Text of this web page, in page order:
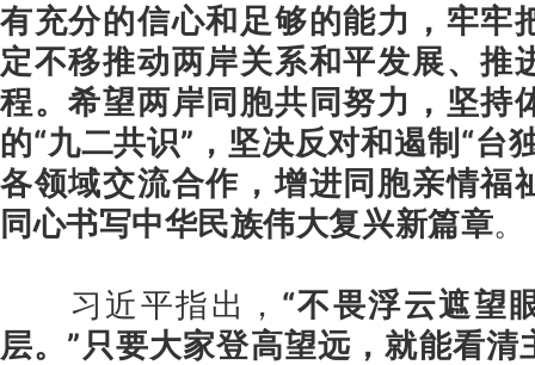
有充分的信心和足够的能力，牢牢
定不移推动两岸关系和平发展、推
程。希望两岸同胞共同努力，坚持
的“九二共识”，坚决反对和遏制“台
各领域交流合作，增进同胞亲情福
同心书写中华民族伟大复兴新篇章。
习近平指出， “不畏浮云遮望
层。”只要大家登高望远，就能看清